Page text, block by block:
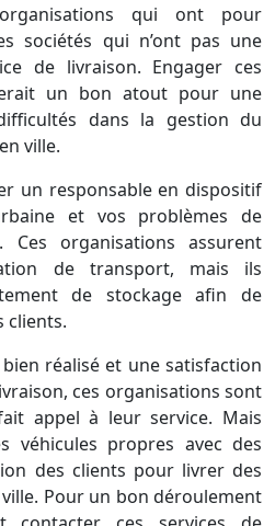
qui ont pour
sociétés qui n’ont pas une
de livraison. Engager ces
un bon atout pour une
dans la gestion du
ville.
un responsable en dispositif
et vos problèmes de
Ces organisations assurent
de transport, mais ils
de stockage afin de
clients.
réalisé et une satisfaction
ces organisations sont
appel à leur service. Mais
véhicules propres avec des
des clients pour livrer des
Pour un bon déroulement